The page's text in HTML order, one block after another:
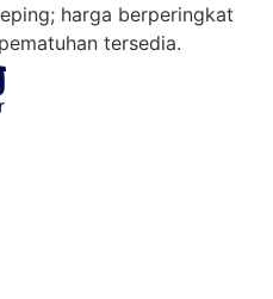
harga berperingkat
tersedia.